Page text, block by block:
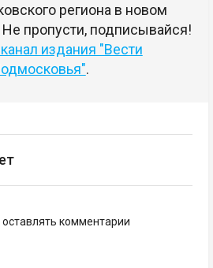
региона в новом
пропусти, подписывайся!
издания "Вести
.
комментарии